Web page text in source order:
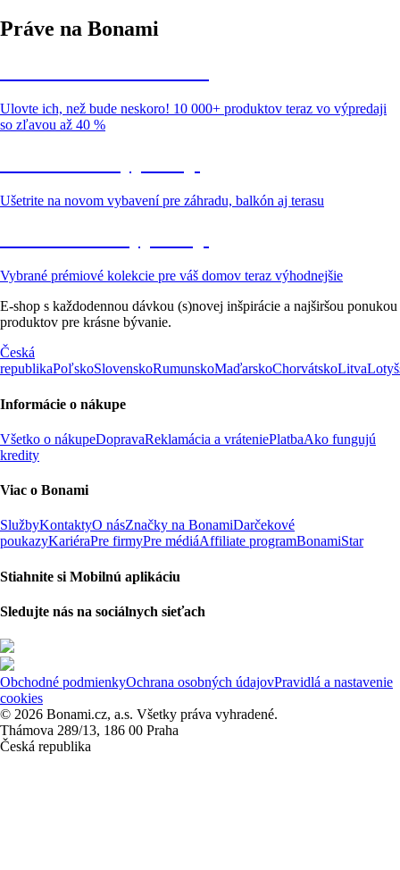
Práve na Bonami
Ulovte ich, než bude neskoro! 10 000+ produktov teraz vo výpredaji
so zľavou až 40 %
Ušetrite na novom vybavení pre záhradu, balkón aj terasu
Vybrané prémiové kolekcie pre váš domov teraz výhodnejšie
E-shop s každodennou dávkou (s)novej inšpirácie a najširšou ponukou
produktov pre krásne bývanie.
Česká
republikaPoľskoSlovenskoRumunskoMaďarskoChorvátskoLitva
Informácie o nákupe
Všetko o nákupeDopravaReklamácia a vráteniePlatbaAko fungujú
kredity
Viac o Bonami
SlužbyKontaktyO násZnačky na BonamiDarčekové
poukazyKariéraPre firmyPre médiáAffiliate programBonamiStar
Stiahnite si Mobilnú aplikáciu
Sledujte nás na sociálnych sieťach
Obchodné podmienkyOchrana osobných údajovPravidlá a nastavenie
cookies
© 2026 Bonami.cz, a.s. Všetky práva vyhradené.
Thámova 289/13, 186 00 Praha
Česká republika